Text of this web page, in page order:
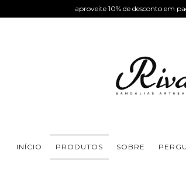
aproveite 10% de desconto em
INÍCIO PRODUTOS SOBRE